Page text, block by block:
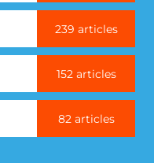
239 articles
152 articles
82 articles